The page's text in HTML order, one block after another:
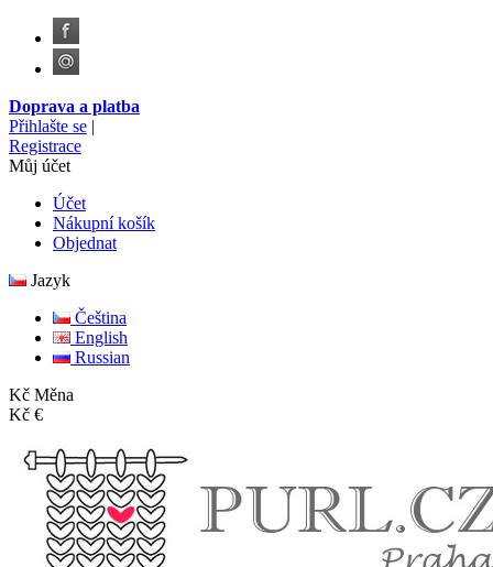
Doprava a platba
Přihlašte se |
Registrace
Můj účet
Účet
Nákupní košík
Objednat
Jazyk
Čeština
English
Russian
Kč Měna
Kč €